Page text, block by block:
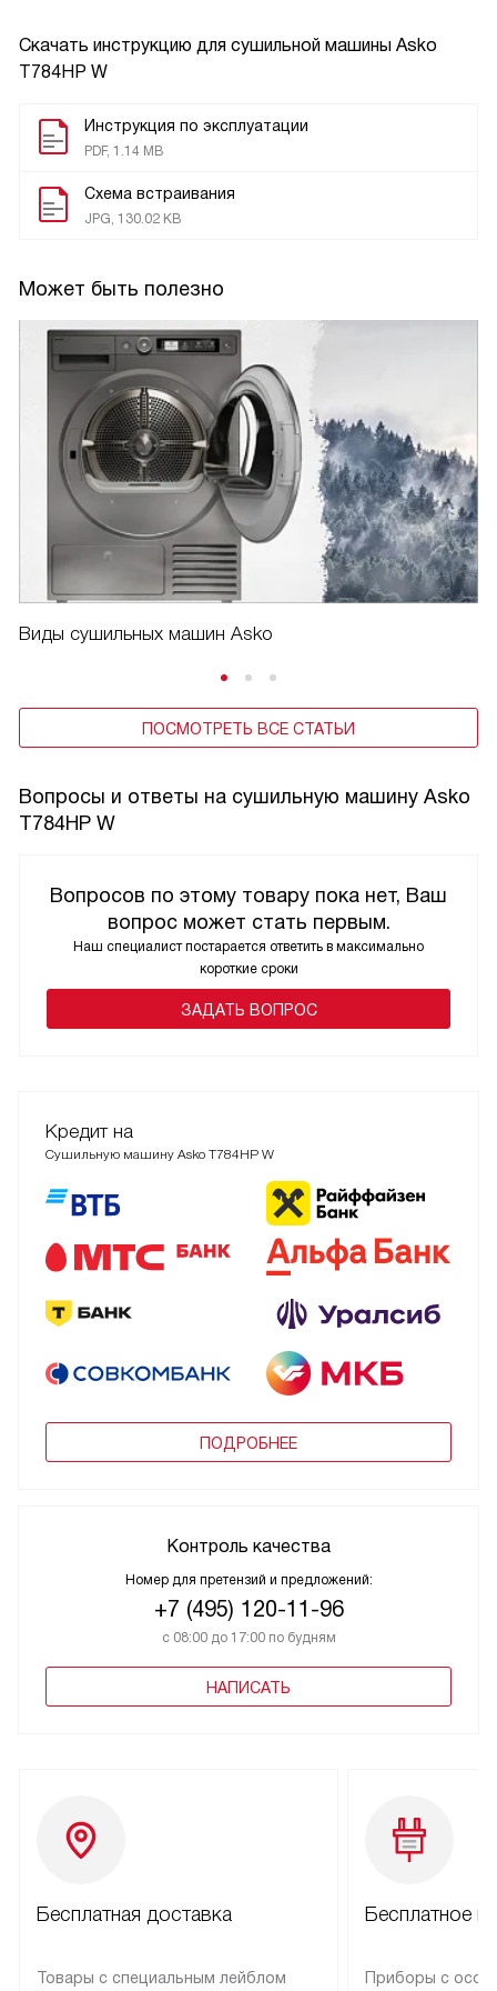
Скачать инструкцию для сушильной машины Asko
T784HP W
Инструкция по эксплуатации
PDF, 1.14 MB
Схема встраивания
JPG, 130.02 KB
Может быть полезно
Виды сушильных машин Asko
ПОСМОТРЕТЬ ВСЕ СТАТЬИ
Вопросы и ответы на сушильную машину Asko
T784HP W
Вопросов по этому товару пока нет, Ваш
вопрос может стать первым.
Наш специалист постарается ответить в максимально
короткие сроки
ЗАДАТЬ ВОПРОС
Кредит на
Сушильную машину Asko T784HP W
ПОДРОБНЕЕ
Контроль качества
Номер для претензий и предложений:
+7 (495) 120-11-96
с 08:00 до 17:00 по будням
НАПИСАТЬ
Бесплатная доставка
Товары с специальным лейблом
Бесплатное
Приборы с